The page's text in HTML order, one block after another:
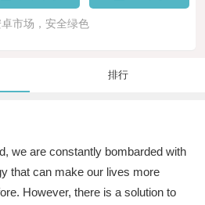
市场，安全绿色
排行
we are constantly bombarded with
that can make our lives more
However, there is a solution to